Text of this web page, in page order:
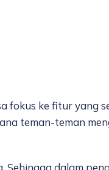
fokus ke fitur yang
teman-teman